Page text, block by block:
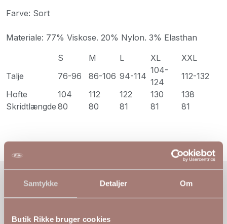
Samtykke Detaljer Om
Butik Rikke bruger cookies
Farve: Sort
Materiale: 77% Viskose. 20% Nylon. 3% Elasthan
S
M L XL
XXL
Talje
76-96 86-106 94-114
104-
124
112-132
Hofte
104 112 122 130
138
Skridtlængde 80 80 81 81 81